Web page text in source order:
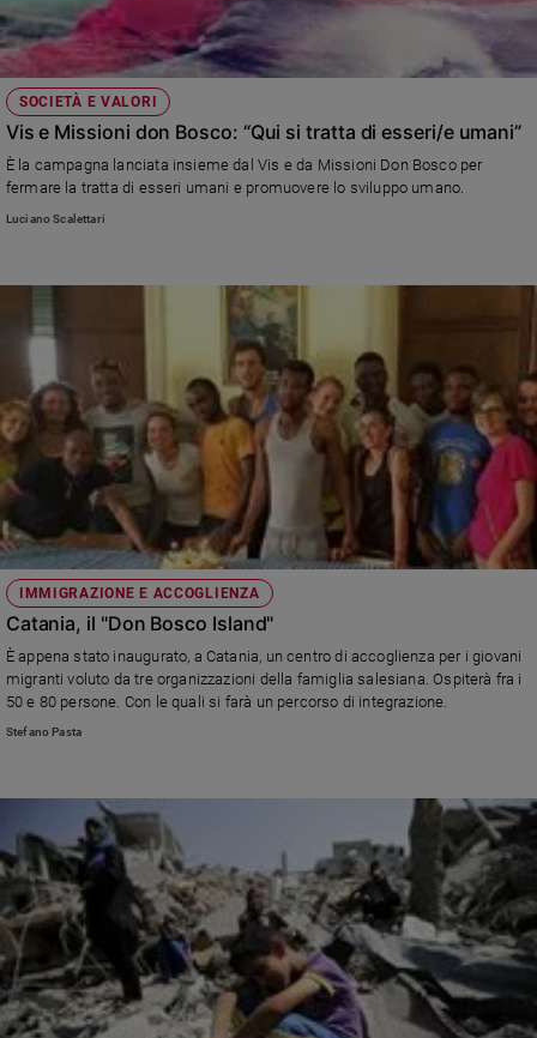
Migranti
Diversità
inclusione
Costume
Cultura
spettacoli
2026
Tv
streaming
Musica
Famiglia
ed
educazione
Genitori
figli
Nonni
Coppia
Adolescenza
Bioetica
Vai
SOCIETÀ E VALORI
Vis e Missioni don Bosco: “Qui si tratta di esseri/e umani”
È la campagna lanciata insieme dal Vis e da Missioni Don Bosco per
fermare la tratta di esseri umani e promuovere lo sviluppo umano.
Luciano Scalettari
IMMIGRAZIONE E ACCOGLIENZA
Catania, il "Don Bosco Island"
È appena stato inaugurato, a Catania, un centro di accoglienza per i giovani
migranti voluto da tre organizzazioni della famiglia salesiana. Ospiterà fra i
50 e 80 persone. Con le quali si farà un percorso di integrazione.
Stefano Pasta